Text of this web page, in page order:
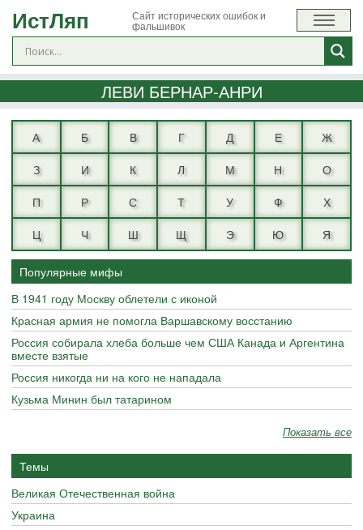
ИстЛяп Сайт исторических ошибок и
фальшивок
ЛЕВИ БЕРНАР-АНРИ
А Б В Г Д Е
Ж
З
И К Л М Н
О
П
Р С Т У Ф
Х
Ц
Ч Ш Щ Э Ю Я
Популярные мифы
В 1941 году Москву облетели с иконой
Красная армия не помогла Варшавскому восстанию
Россия собирала хлеба больше чем США Канада и Аргентина
вместе взятые
Россия никогда ни на кого не нападала
Кузьма Минин был татарином
Показать все
Темы
Великая Отечественная война
Украина